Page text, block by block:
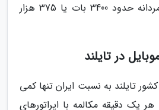
یک جفت کفش چرم مردانه حدود 3400 بات یا 375 هزار
تایلند به نسبت ایران تنها کمی
یک دقیقه مکالمه با اپراتورهای